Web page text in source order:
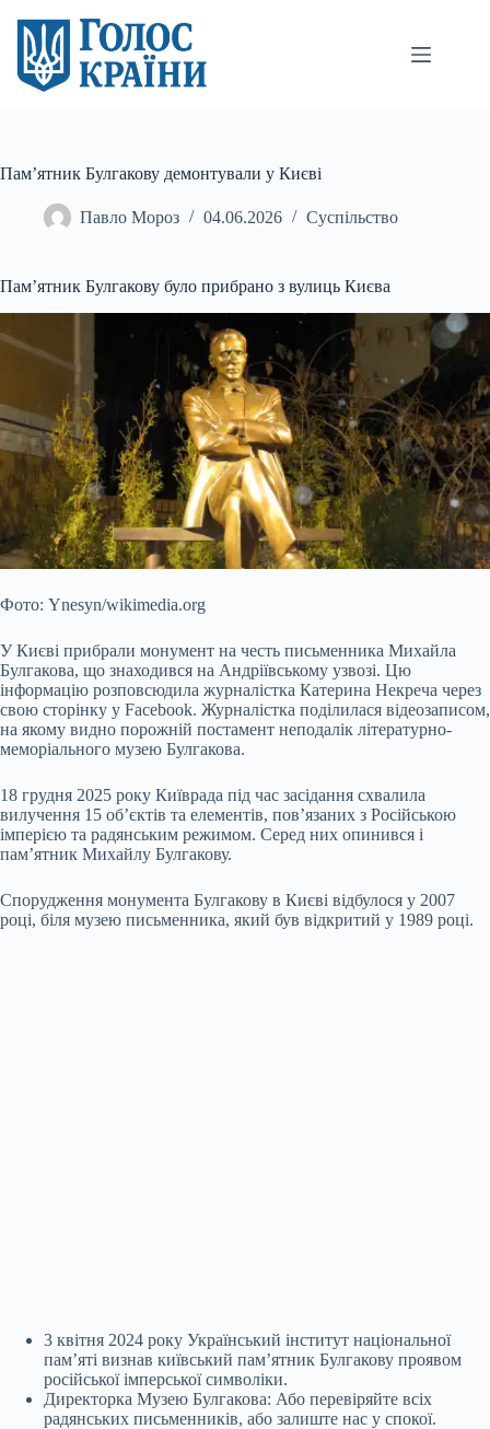
вмісту
Пам’ятник Булгакову демонтували у Києві
Павло Мороз 04.06.2026 Суспільство
Пам’ятник Булгакову було прибрано з вулиць Києва
Фото: Ynesyn/wikimedia.org
У Києві прибрали монумент на честь письменника Михайла
Булгакова, що знаходився на Андріївському узвозі. Цю
інформацію розповсюдила журналістка Катерина Некреча через
свою сторінку у Facebook. Журналістка поділилася відеозаписом,
на якому видно порожній постамент неподалік літературно-
меморіального музею Булгакова.
18 грудня 2025 року Київрада під час засідання схвалила
вилучення 15 об’єктів та елементів, пов’язаних з Російською
імперією та радянським режимом. Серед них опинився і
пам’ятник Михайлу Булгакову.
Спорудження монумента Булгакову в Києві відбулося у 2007
році, біля музею письменника, який був відкритий у 1989 році.
3 квітня 2024 року Український інститут національної
пам’яті визнав київський пам’ятник Булгакову проявом
російської імперської символіки.
Директорка Музею Булгакова: Або перевіряйте всіх
радянських письменників, або залиште нас у спокої.